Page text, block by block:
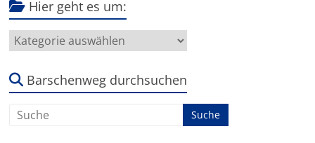
Hier geht es um:
Hier
geht
um:Barschenweg durchsuchen